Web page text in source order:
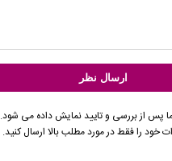
پس از بررسی و تایید نمایش داده می شود.
خود را فقط در مورد مطلب بالا ارسال کنید.